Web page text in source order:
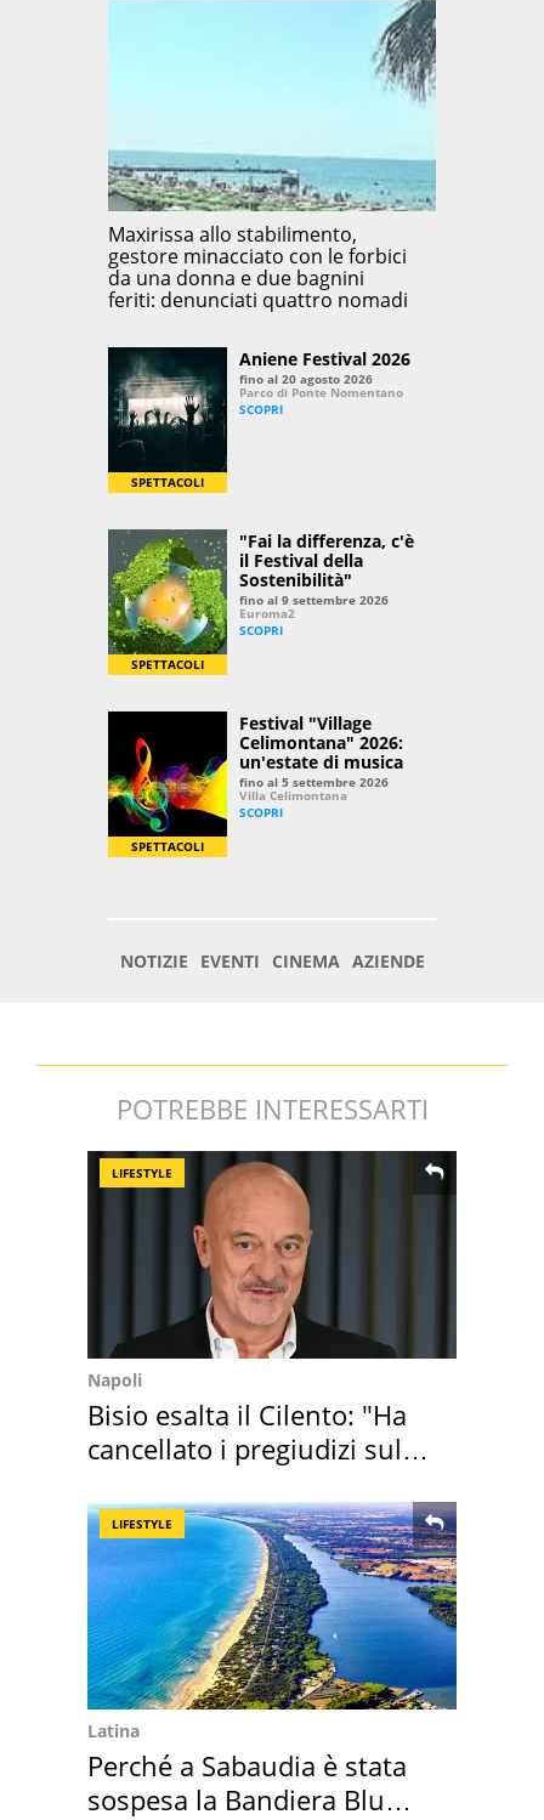
POTREBBE INTERESSARTI
LIFESTYLE
Napoli
Bisio esalta il Cilento: "Ha
cancellato i pregiudizi sul
LIFESTYLE
Latina
Perché a Sabaudia è stata
sospesa la Bandiera Blu